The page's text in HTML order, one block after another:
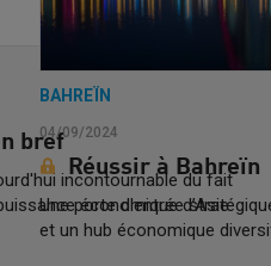
bref
incontournable du fait
économique d’Asie.
BAHREÏN
04/09/2024
Réussir à Bahreïn
Une porte d'entrée
et un hub économique